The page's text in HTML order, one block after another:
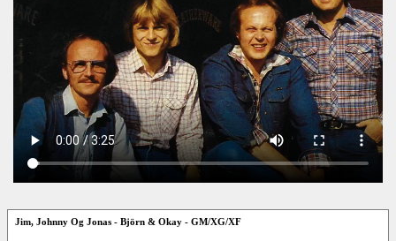
Jim, Johnny Og Jonas - Björn & Okay - GM/XG/XF